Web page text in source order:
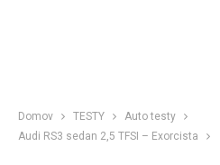
Domov TESTY
Auto testy
Audi RS3 sedan 2,5 TFSI – Exorcista